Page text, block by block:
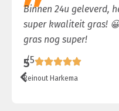
Binnen 24u geleverd,
super kwaliteit gras!
gras nog super!
5/5
Reinout Harkema